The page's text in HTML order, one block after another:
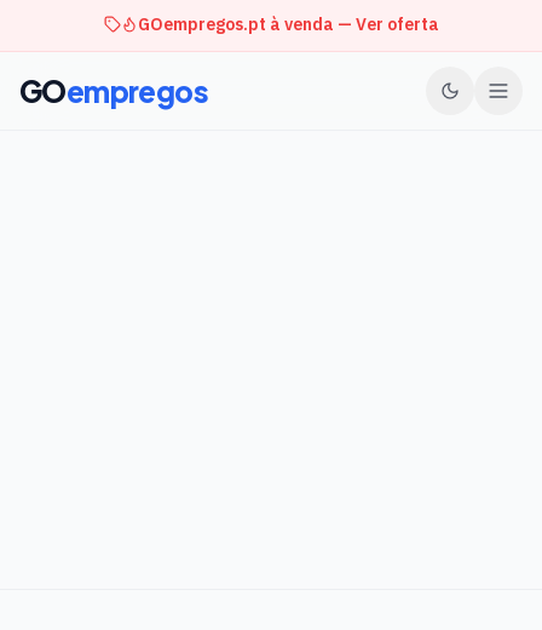
GOempregos.pt à venda — Ver oferta
GOempregos